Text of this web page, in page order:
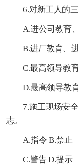
6.对新工人的
A.进公司教育
B.进厂教育、
C.最高领导教
D.最高领导教
7.施工现场安
志。
A.指令 B.禁止
C.警告 D.提示